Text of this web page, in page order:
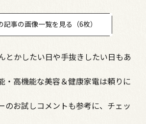
記事の画像一覧を見る（6枚）
とかしたい日や手抜きしたい日もあ
・高機能な美容＆健康家電は頼りに
のお試しコメントも参考に、チェッ